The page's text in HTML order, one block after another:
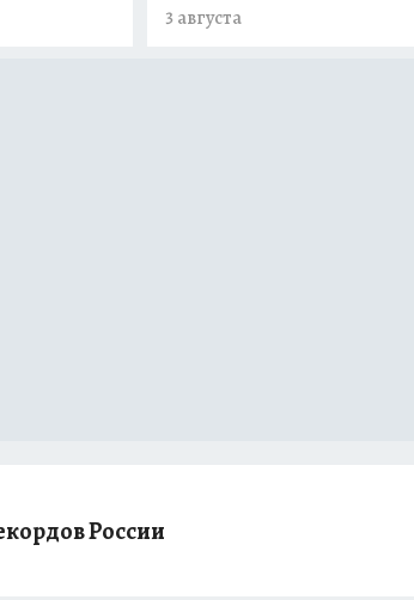
3 августа
России